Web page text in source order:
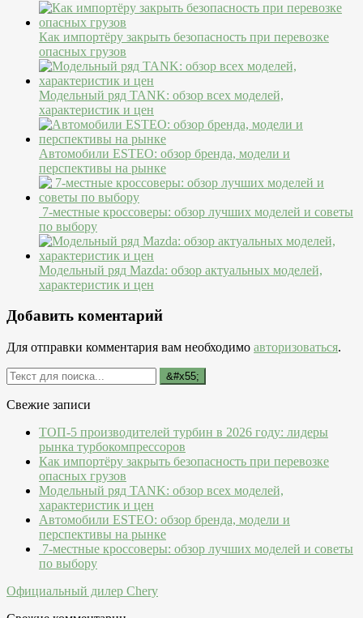
Как импортёру закрыть безопасность при перевозке
опасных грузов
Модельный ряд TANK: обзор всех моделей,
характеристик и цен
Автомобили ESTEO: обзор бренда, модели и
перспективы на рынке
7-местные кроссоверы: обзор лучших моделей и советы
по выбору
Модельный ряд Mazda: обзор актуальных моделей,
характеристик и цен
Добавить коментарий
Для отправки комментария вам необходимо авторизоваться.
Свежие записи
ТОП-5 производителей турбин в 2026 году: лидеры
рынка турбокомпрессоров
Как импортёру закрыть безопасность при перевозке
опасных грузов
Модельный ряд TANK: обзор всех моделей,
характеристик и цен
Автомобили ESTEO: обзор бренда, модели и
перспективы на рынке
7-местные кроссоверы: обзор лучших моделей и советы
по выбору
Официальный дилер Chery